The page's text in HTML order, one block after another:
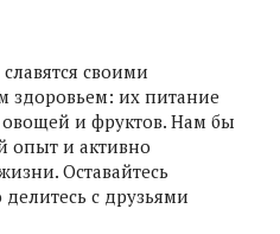
своими
здоровьем: их питание
и фруктов. Нам бы
опыт и активно
Оставайтесь
с друзьями